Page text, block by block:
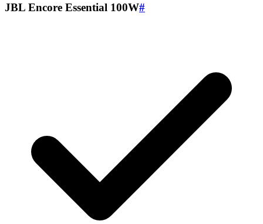
JBL Encore Essential 100W#